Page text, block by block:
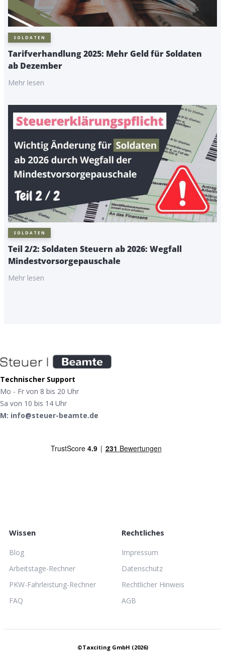
SOLDATEN
Tarifverhandlung 2025: Mehr Geld für Soldaten
ab Dezember
Mehr lesen
SOLDATEN
Teil 2/2: Soldaten Steuern ab 2026: Wegfall
Mindestvorsorgepauschale
Mehr lesen
Technischer Support
Mo - Fr von 8 bis 20 Uhr
Sa von 10 bis 14 Uhr
M: info@steuer-beamte.de
Wissen
Blog
Arbeitstage-Rechner
PKW-Fahrleistung-Rechner
FAQ
Rechtliches
Impressum
Datenschutz
Rechtlicher Hinweis
AGB
©Taxciting GmbH (2026)